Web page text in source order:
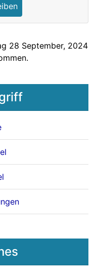
28 September, 2024